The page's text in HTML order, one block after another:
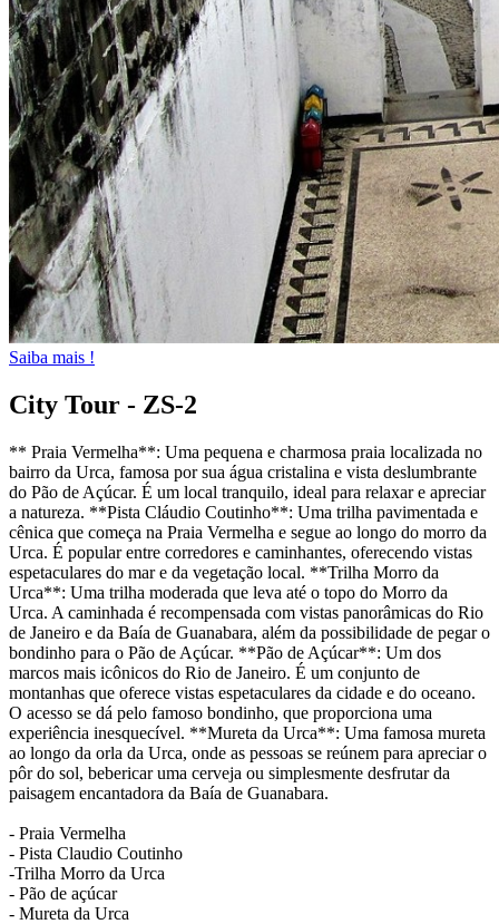
Saiba mais !
City Tour - ZS-2
** Praia Vermelha**: Uma pequena e charmosa praia localizada no
bairro da Urca, famosa por sua água cristalina e vista deslumbrante
do Pão de Açúcar. É um local tranquilo, ideal para relaxar e apreciar
a natureza. **Pista Cláudio Coutinho**: Uma trilha pavimentada e
cênica que começa na Praia Vermelha e segue ao longo do morro da
Urca. É popular entre corredores e caminhantes, oferecendo vistas
espetaculares do mar e da vegetação local. **Trilha Morro da
Urca**: Uma trilha moderada que leva até o topo do Morro da
Urca. A caminhada é recompensada com vistas panorâmicas do Rio
de Janeiro e da Baía de Guanabara, além da possibilidade de pegar o
bondinho para o Pão de Açúcar. **Pão de Açúcar**: Um dos
marcos mais icônicos do Rio de Janeiro. É um conjunto de
montanhas que oferece vistas espetaculares da cidade e do oceano.
O acesso se dá pelo famoso bondinho, que proporciona uma
experiência inesquecível. **Mureta da Urca**: Uma famosa mureta
ao longo da orla da Urca, onde as pessoas se reúnem para apreciar o
pôr do sol, bebericar uma cerveja ou simplesmente desfrutar da
paisagem encantadora da Baía de Guanabara.
- Praia Vermelha
- Pista Claudio Coutinho
-Trilha Morro da Urca
- Pão de açúcar
- Mureta da Urca